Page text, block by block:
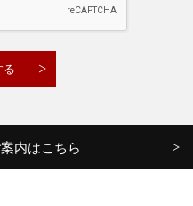
内はこちら